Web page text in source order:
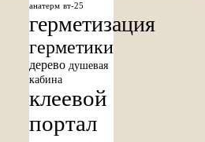
анатерм вт-25
герметизация
герметики
дерево душевая
кабина
клеевой
портал